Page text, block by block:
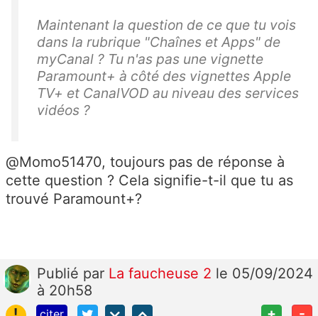
Maintenant la question de ce que tu vois
dans la rubrique "Chaînes et Apps" de
myCanal ? Tu n'as pas une vignette
Paramount+ à côté des vignettes Apple
TV+ et CanalVOD au niveau des services
vidéos ?
@Momo51470, toujours pas de réponse à
cette question ? Cela signifie-t-il que tu as
trouvé Paramount+?
Publié par La faucheuse 2 le 05/09/2024
à 20h58